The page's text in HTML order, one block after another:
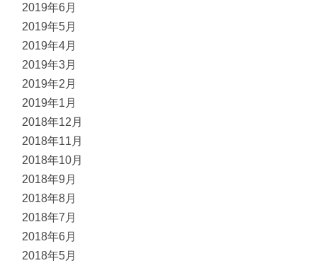
2019年6月
2019年5月
2019年4月
2019年3月
2019年2月
2019年1月
2018年12月
2018年11月
2018年10月
2018年9月
2018年8月
2018年7月
2018年6月
2018年5月